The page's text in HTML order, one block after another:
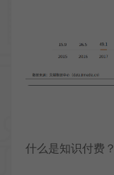
什么是知识付费？